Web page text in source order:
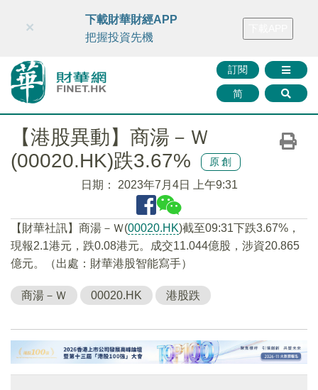
財華智庫網 FINTV FINMETA 財華證券 媒體矩陣
訂閱
简
×
下載財華財經APP
把握投資先機
【港股異動】商湯－Ｗ
(00020.HK)跌3.67%
原創
日期： 2023年7月4日 上午9:31
【財華社訊】商湯－Ｗ(00020.HK)截至09:31下跌3.67%，
現報2.1港元，跌0.08港元。成交11.044億股，涉資20.865
億元。（出處：財華港股智能寫手）
商湯－Ｗ 00020.HK 港股跌